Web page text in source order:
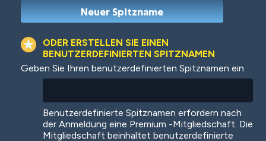
Colorful
ODER ERSTELLEN SIE EINEN
BENUTZERDEFINIERTEN SPITZNAMEN
Geben Sie Ihren benutzerdefinierten Spitznamen ein
Benutzerdefinierte Spitznamen erfordern nach
der Anmeldung eine Premium -Mitgliedschaft. Die
Mitgliedschaft beinhaltet benutzerdefinierte